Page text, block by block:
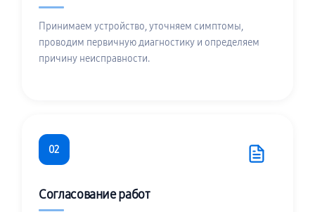
Принимаем устройство, уточняем симптомы,
проводим первичную диагностику и определяем
причину неисправности.
02
Согласование работ